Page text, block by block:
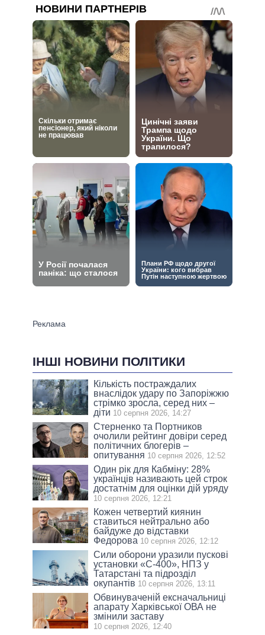
ІНШІ НОВИНИ ПОЛІТИКИ
Кількість постраждалих
внаслідок удару по Запоріжжю
стрімко зросла, серед них –
діти 10 серпня 2026, 14:27
Стерненко та Портников
очолили рейтинг довіри серед
політичних блогерів –
опитування 10 серпня 2026, 12:52
Один рік для Кабміну: 28%
українців називають цей строк
достатнім для оцінки дій уряду
10 серпня 2026, 12:21
Кожен четвертий киянин
ставиться нейтрально або
байдуже до відставки
Федорова 10 серпня 2026, 12:12
Сили оборони уразили пускові
установки «С-400», НПЗ у
Татарстані та підрозділ
окупантів 10 серпня 2026, 13:11
Обвинуваченій ексначальниці
апарату Харківської ОВА не
змінили заставу
10 серпня 2026, 12:40